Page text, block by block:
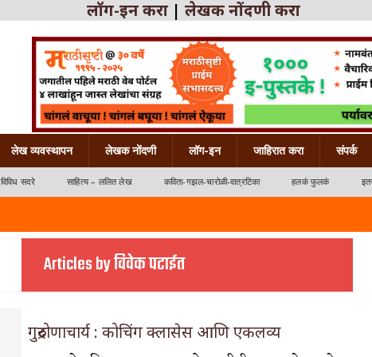
लॉग-इन करा | लेखक नोंदणी करा
लेख व्यवस्थापन लेखक नोंदणी लॉग-इन जाहिरात करा संपर्क
विविध सदरे साहित्य – ललित लेख कविता-गझल-चारोळी-वात्रटिका हलकं फुलकं
Articles by विवेक पटाईत
गुरुद्रोणाचार्य : कोचिंग क्लासेस आणि एकलव्य